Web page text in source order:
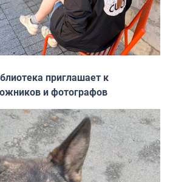
приглашает к
и фотографов